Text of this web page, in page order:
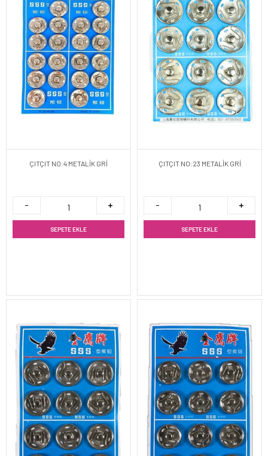
ÇITÇIT NO:4 METALİK GRİ
SEPETE EKLE
ÇITÇIT NO:23 METALİK GRİ
SEPETE EKLE